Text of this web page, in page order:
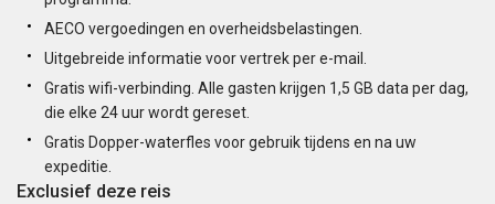
AECO vergoedingen en overheidsbelastingen.
Uitgebreide informatie voor vertrek per e-mail.
Gratis wifi-verbinding. Alle gasten krijgen 1,5 GB data per dag,
die elke 24 uur wordt gereset.
Gratis Dopper-waterfles voor gebruik tijdens en na uw
expeditie.
Exclusief deze reis